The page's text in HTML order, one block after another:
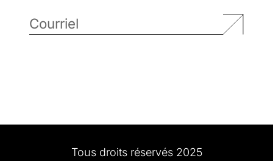
Tous droits réservés 2025